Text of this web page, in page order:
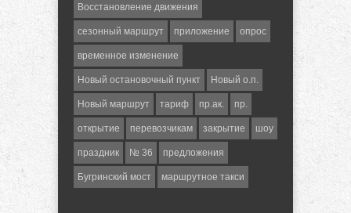
Восстановление движения
сезонный маршрут приложение опрос
временное изменение
Новый остановочный пункт Новый о.п.
Новый маршрут тариф пр.ак. пр.
открытие перевозчикам закрытие шоу
праздник № 36 предложения
Бугринский мост маршрутное такси